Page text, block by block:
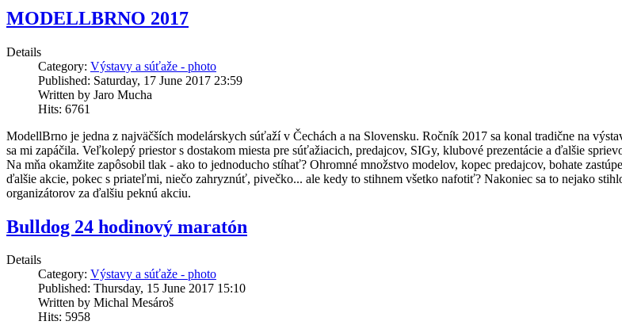
MODELLBRNO 2017
Details
Category: Výstavy a súťaže - photo
Published: Saturday, 17 June 2017 23:59
Written by Jaro Mucha
Hits: 6761
ModellBrno je jedna z najväčších modelárskych súťaží v Čechách a na Slovensku. Ročník 2017 sa konal tradične na
sa mi zapáčila. Veľkolepý priestor s dostakom miesta pre súťažiacich, predajcov, SIGy, klubové prezentácie a ďalšie
Na mňa okamžite zapôsobil tlak - ako to jednoducho stíhať? Ohromné množstvo modelov, kopec predajcov, bohate
ďalšie akcie, pokec s priateľmi, niečo zahryznúť, pivečko... ale kedy to stihnem všetko nafotiť? Nakoniec sa to nejako
organizátorov za ďalšiu peknú akciu.
Bulldog 24 hodinový maratón
Details
Category: Výstavy a súťaže - photo
Published: Thursday, 15 June 2017 15:10
Written by Michal Mesároš
Hits: 5958